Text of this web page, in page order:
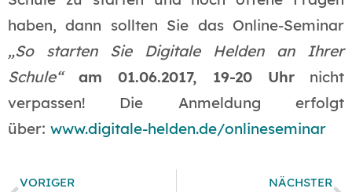
haben, dann sollten Sie das Online-Seminar
„So starten Sie Digitale Helden an Ihrer
Schule“am 01.06.2017, 19-20 Uhrnicht
verpassen! Die Anmeldung erfolgt
über: www.digitale-helden.de/onlineseminar
VORIGER NÄCHSTER